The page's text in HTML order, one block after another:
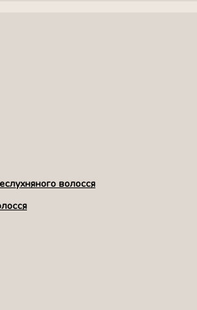
волосся